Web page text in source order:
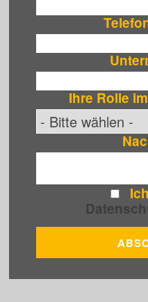
Ihre Rolle